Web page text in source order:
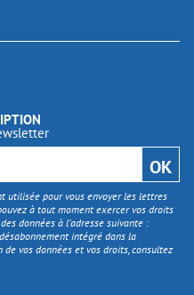
utilisée pour vous envoyer les lettres
à tout moment exercer vos droits
données à l’adresse suivante :
intégré dans la
vos données et vos droits, consultez